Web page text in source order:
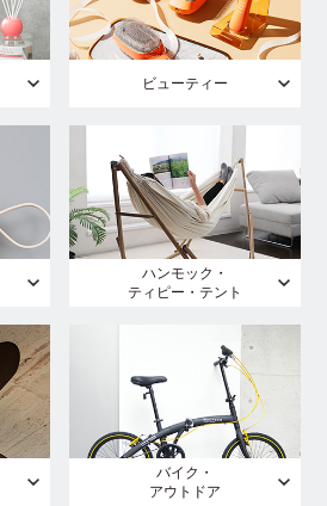
ビューティー
ハンモック・
ティピー・テント
バイク・
アウトドア